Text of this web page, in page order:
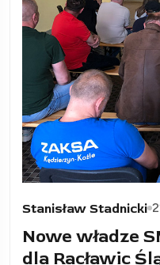
Stanisław Stadnicki
Nowe władze
dla Racławic